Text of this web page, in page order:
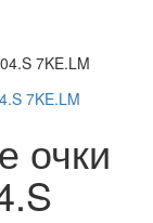
7KE.LM
очки